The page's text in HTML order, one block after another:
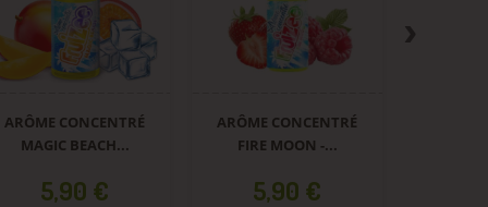
ARÔME CONCENTRÉ
FIRE MOON -...
Prix
5,90 €